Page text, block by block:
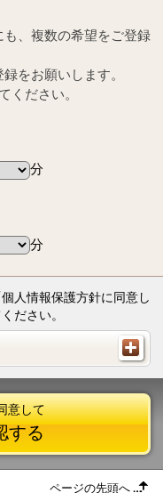
、複数の希望をご登録
をお願いします。
ください。
分
分
人情報保護方針に同意し
ださい。
意して
する
ページの先頭へ